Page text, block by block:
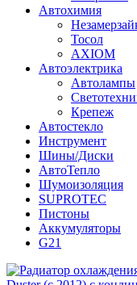
Автохимия
Тосол
AXIOM
Автоэлектрика
Автолампы
Крепеж
Автостекло
Инструмент
Шины/Диски
АвтоТепло
Шумоизоляция
SUPROTEC
Пистоны
Аккумуляторы
G21